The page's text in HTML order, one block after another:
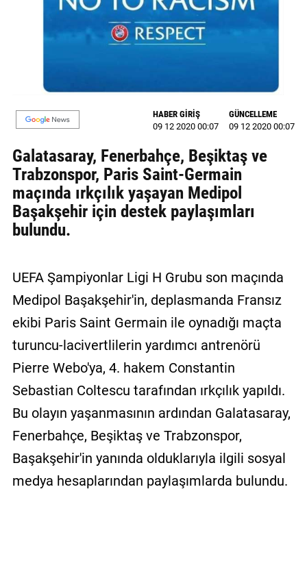
ULAŞIN
Künye
İletişim
Gizlilik
Sözleşmesi
Sözleşmesi
HABER GİRİŞ
09 12 2020 00:07
GÜNCELLEME
09 12 2020 00:07
Galatasaray, Fenerbahçe, Beşiktaş ve
Trabzonspor, Paris Saint-Germain
maçında ırkçılık yaşayan Medipol
Başakşehir için destek paylaşımları
bulundu.
UEFA Şampiyonlar Ligi H Grubu son maçında
Medipol Başakşehir'in, deplasmanda Fransız
ekibi Paris Saint Germain ile oynadığı maçta
turuncu-lacivertlilerin yardımcı antrenörü
Pierre Webo'ya, 4. hakem Constantin
Sebastian Coltescu tarafından ırkçılık yapıldı.
Bu olayın yaşanmasının ardından Galatasaray,
Fenerbahçe, Beşiktaş ve Trabzonspor,
Başakşehir'in yanında olduklarıyla ilgili sosyal
medya hesaplarından paylaşımlarda bulundu.